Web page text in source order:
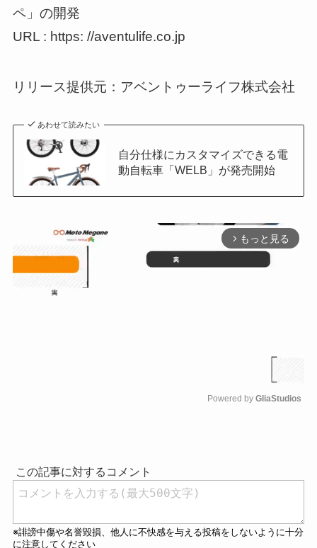
ペ」の開発
URL : https: //aventulife.co.jp
リリース提供元：アベントゥーライフ株式会社
あわせて読みたい
自分仕様にカスタマイズできる電
動自転車「WELB」が発売開始
arrow_forward_ios もっと見る
Powered by GliaStudios